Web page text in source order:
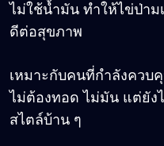
ไม่ใช้น้ำมัน ทำให้ไข่ป่าม
ดีต่อสุขภาพ
เหมาะกับคนที่กำลังควบ
ไม่ต้องทอด ไม่มัน แต่ยัง
สไตล์บ้าน ๆ